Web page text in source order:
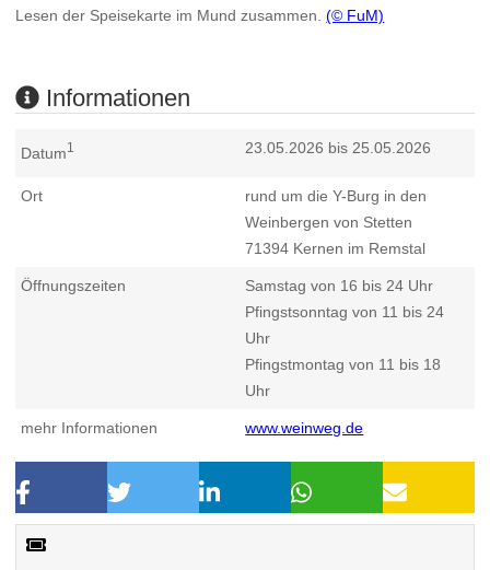
Lesen der Speisekarte im Mund zusammen.(© FuM)
Informationen
Datum1 23.05.2026 bis 25.05.2026
Ort
rund um die Y-Burg in den
Weinbergen von Stetten
71394 Kernen im Remstal
Öffnungszeiten
Samstag von 16 bis 24 Uhr
Pfingstsonntag von 11 bis 24
Uhr
Pfingstmontag von 11 bis 18
Uhr
mehr Informationen www.weinweg.de